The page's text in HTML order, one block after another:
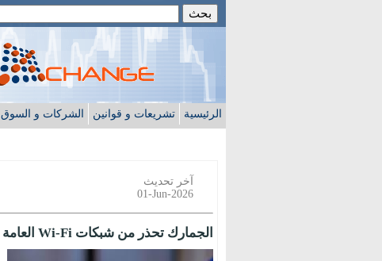
الرئيسية تشريعات و قوانين الشركات و السوق
آخر تحديث
01-Jun-2026
الجمارك تحذر من شبكات Wi-Fi العامة